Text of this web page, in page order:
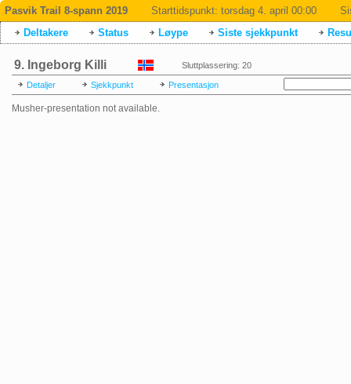
Pasvik Trail 8-spann 2019 Starttidspunkt: torsdag 4. april 00:00
Deltakere
Status Løype Siste sjekkpunkt
9. Ingeborg Killi Sluttplassering: 20
Detaljer Sjekkpunkt Presentasjon
Musher-presentation not available.